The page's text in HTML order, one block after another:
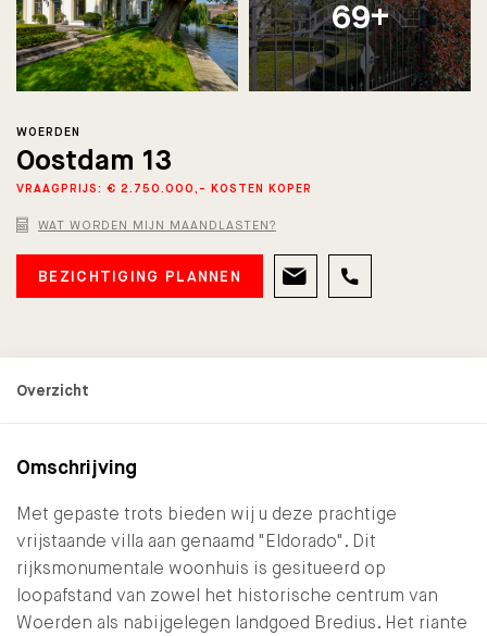
69+
Oostdam 13
WOERDEN
VRAAGPRIJS: € 2.750.000,- KOSTEN KOPER
WAT WORDEN MIJN MAANDLASTEN?
BEZICHTIGING PLANNEN
Omschrijving
Met gepaste trots bieden wij u deze prachtige
vrijstaande villa aan genaamd "Eldorado". Dit
rijksmonumentale woonhuis is gesitueerd op
loopafstand van zowel het historische centrum van
Woerden als nabijgelegen landgoed Bredius. Het riante